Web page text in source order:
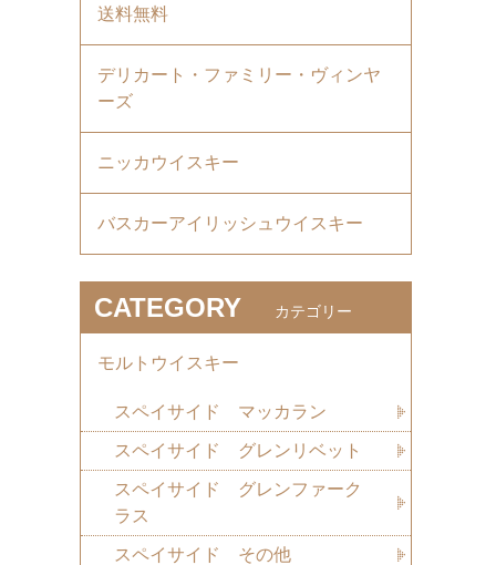
送料無料
デリカート・ファミリー・ヴィンヤ
ーズ
ニッカウイスキー
バスカーアイリッシュウイスキー
CATEGORY カテゴリー
モルトウイスキー
スペイサイド マッカラン
スペイサイド グレンリベット
スペイサイド グレンファーク
ラス
スペイサイド その他